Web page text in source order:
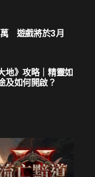
注於《質量效
的《星際大戰：舊
萬 遊戲將於3月
地》攻略｜精靈如
及如何開啟？